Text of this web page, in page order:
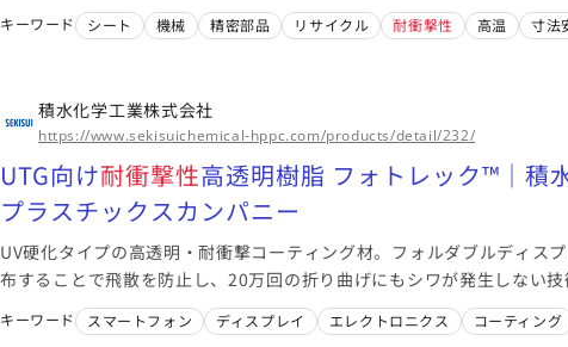
アジア、北米、ヨーロッパ
米・中南米）、欧州
このメーカーに絞り込
キーワード シート 機械 精密部品 リサイクル 耐衝撃性 高温 寸法
積水化学工業株式会社
https://www.sekisuichemical-hppc.com/products/detail/232/
UTG向け耐衝撃性高透明樹脂 フォトレック™｜積
プラスチックスカンパニー
UV硬化タイプの高透明・耐衝撃コーティング材。フォルダブルディス
布することで飛散を防止し、20万回の折り曲げにもシワが発生しない
キーワード スマートフォン ディスプレイ エレクトロニクス コーティング